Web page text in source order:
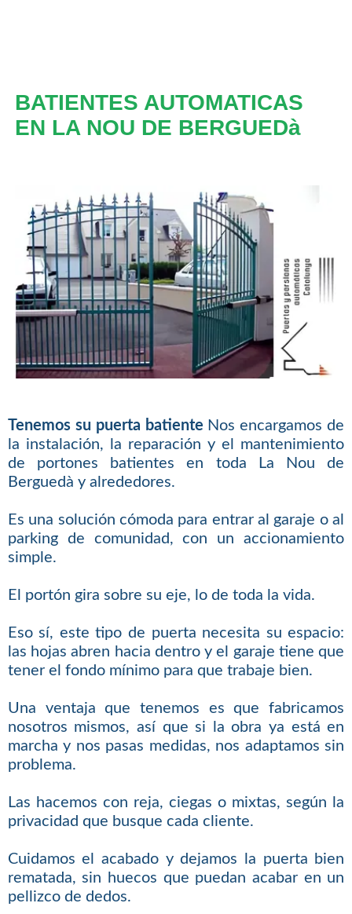
BATIENTES AUTOMATICAS
EN LA NOU DE BERGUEDà
Tenemos su puerta batiente Nos encargamos de
la instalación, la reparación y el mantenimiento
de portones batientes en toda La Nou de
Berguedà y alrededores.
Es una solución cómoda para entrar al garaje o al
parking de comunidad, con un accionamiento
simple.
El portón gira sobre su eje, lo de toda la vida.
Eso sí, este tipo de puerta necesita su espacio:
las hojas abren hacia dentro y el garaje tiene que
tener el fondo mínimo para que trabaje bien.
Una ventaja que tenemos es que fabricamos
nosotros mismos, así que si la obra ya está en
marcha y nos pasas medidas, nos adaptamos sin
problema.
Las hacemos con reja, ciegas o mixtas, según la
privacidad que busque cada cliente.
Cuidamos el acabado y dejamos la puerta bien
rematada, sin huecos que puedan acabar en un
pellizco de dedos.